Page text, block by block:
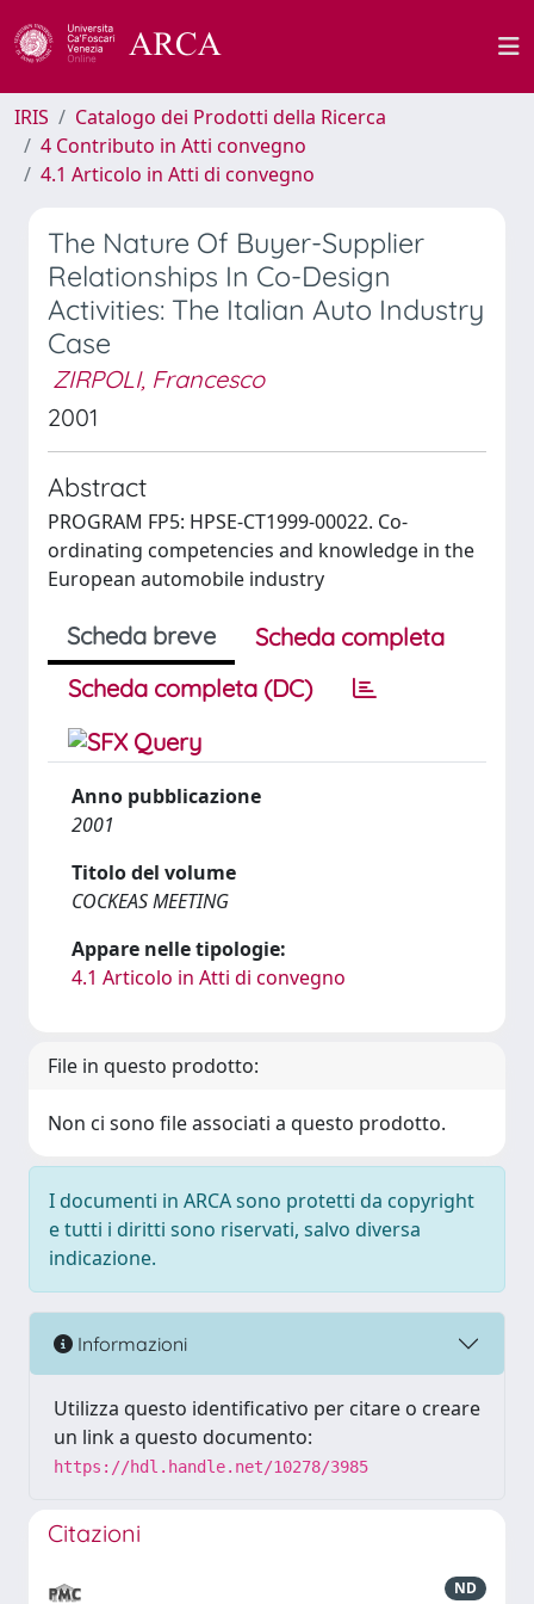
IRIS
Catalogo dei Prodotti della Ricerca
4 Contributo in Atti convegno
4.1 Articolo in Atti di convegno
The Nature Of Buyer-Supplier
Relationships In Co-Design
Activities: The Italian Auto Industry
Case
ZIRPOLI, Francesco
2001
Abstract
PROGRAM FP5: HPSE-CT1999-00022. Co-
ordinating competencies and knowledge in the
European automobile industry
Scheda breve
Scheda completa
Scheda completa (DC)
Anno pubblicazione
2001
Titolo del volume
COCKEAS MEETING
Appare nelle tipologie:
4.1 Articolo in Atti di convegno
File in questo prodotto:
Non ci sono file associati a questo prodotto.
I documenti in ARCA sono protetti da copyright
e tutti i diritti sono riservati, salvo diversa
indicazione.
Informazioni
Utilizza questo identificativo per citare o creare
un link a questo documento:
https://hdl.handle.net/10278/3985
Citazioni
ND